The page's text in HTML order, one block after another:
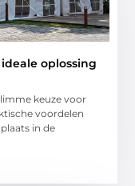
oplossing
keuze voor
voordelen
in de